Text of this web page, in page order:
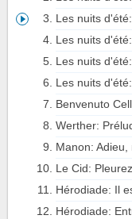
Les nuits
Les nuits
Les nuits
Les nuits
Benvenuto
Werther:
Manon:
Le Cid:
Hérodiade: Il
Hérodiade: